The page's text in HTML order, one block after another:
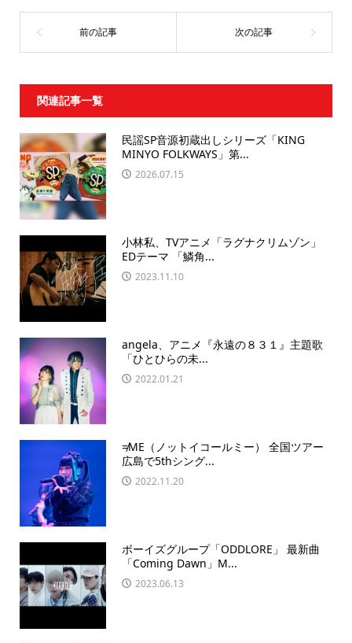
関連記事一覧
民謡SP音源初蔵出しシリーズ「KING
MINYO FOLKWAYS」第...
2026.07.15
小林私、TVアニメ「ラグナクリムゾン」
EDテーマ 「鱗角...
2023.11.10
angela、アニメ『永遠の８３１』主題歌
「ひとひらの未...
2022.01.21
≠ME（ノットイコールミー） 全国ツアー
広島で5thシング...
2022.11.20
ボーイズグループ「ODDLORE」 最新曲
「Coming Dawn」M...
2023.06.13